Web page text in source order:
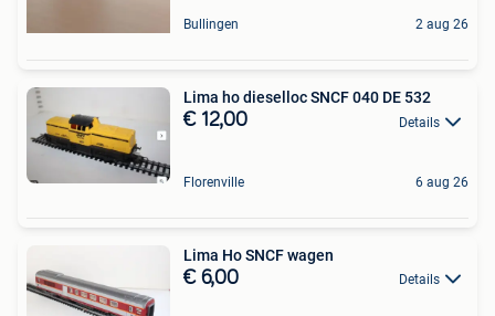
Bullingen 2 aug 26
Lima ho dieselloc SNCF 040 DE 532
€ 12,00 Details
Florenville 6 aug 26
Lima Ho SNCF wagen
€ 6,00 Details